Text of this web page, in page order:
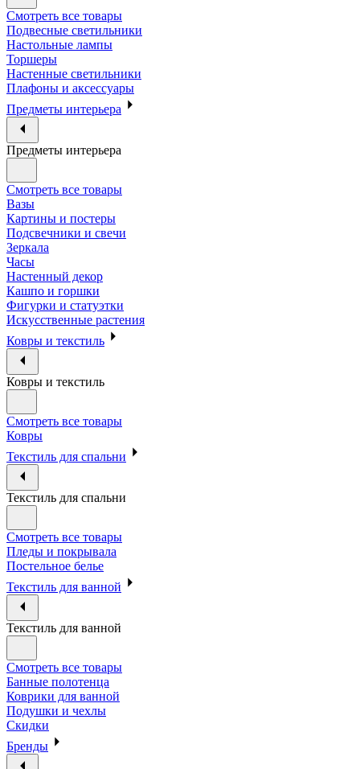
Смотреть все товары
Подвесные светильники
Настольные лампы
Торшеры
Настенные светильники
Плафоны и аксессуары
Предметы интерьера
Предметы интерьера
Смотреть все товары
Вазы
Картины и постеры
Подсвечники и свечи
Зеркала
Часы
Настенный декор
Кашпо и горшки
Фигурки и статуэтки
Искусственные растения
Ковры и текстиль
Ковры и текстиль
Смотреть все товары
Ковры
Текстиль для спальни
Текстиль для спальни
Смотреть все товары
Пледы и покрывала
Постельное белье
Текстиль для ванной
Текстиль для ванной
Смотреть все товары
Банные полотенца
Коврики для ванной
Подушки и чехлы
Скидки
Бренды